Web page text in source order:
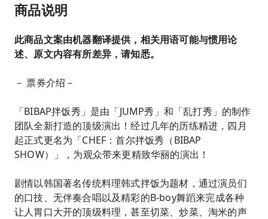
商品说明
此商品文案由机器翻译提供，相关用语可能与惯用论
述、原文内容有所差异，请知悉。
－ 票券介绍－
「BIBAP拌饭秀」是由「JUMP秀」和「乱打秀」的制作
团队全新打造的顶级演出！经过几年的历练精进，四月
起正式更名为「CHEF：首尔拌饭秀（BIBAP
SHOW）」，为观众带来更精致华丽的演出！
剧情以韩国著名传统料理韩式拌饭为题材，通过演员们
的口技、无伴奏合唱以及精彩的B-boy舞蹈来完成各种
让人胃口大开的顶级料理，甚至切菜、炒菜、淘米的声